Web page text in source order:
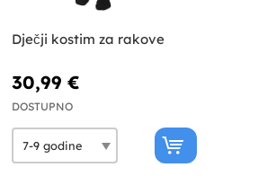
Dječji kostim za rakove
30,99 €
DOSTUPNO